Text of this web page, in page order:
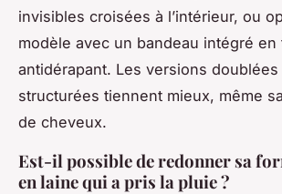
invisibles croisées à l’intérieur, ou
modèle avec un bandeau intégré en
antidérapant. Les versions
structurées tiennent mieux, même
de cheveux.
Est-il possible de redonner sa
en laine qui a pris la pluie ?